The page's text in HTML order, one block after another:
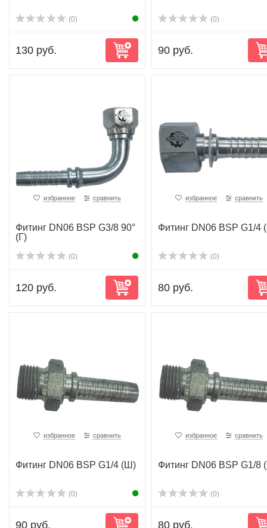
(0)
130 руб.
(0)
90 руб.
избранное сравнить
Фитинг DN06 BSP G3/8 90°
(Г)
(0)
120 руб.
избранное сравнить
Фитинг DN06 BSP G1/4
(0)
80 руб.
избранное сравнить
Фитинг DN06 BSP G1/4 (Ш)
(0)
90 руб.
избранное сравнить
Фитинг DN06 BSP G1/8
(0)
80 руб.